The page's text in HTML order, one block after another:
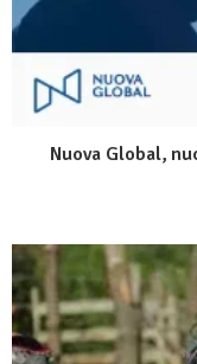
Nuova Global,